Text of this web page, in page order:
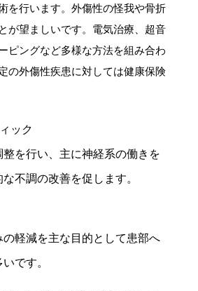
を行います。外傷性の怪我や骨折
が望ましいです。電気治療、超音
ピングなど多様な方法を組み合わ
の外傷性疾患に対しては健康保険
ック
を行い、主に神経系の働きを
不調の改善を促します。
軽減を主な目的として患部へ
です。